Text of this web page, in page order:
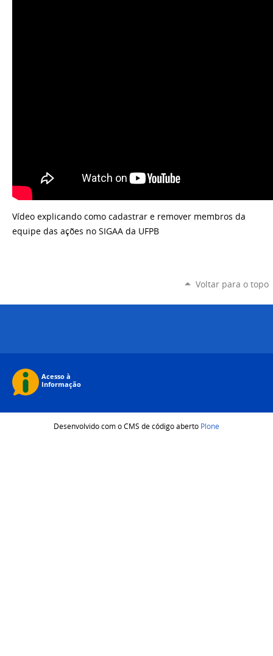
Vídeo explicando como cadastrar e remover membros da
equipe das ações no SIGAA da UFPB
Voltar para o topo
Desenvolvido com o CMS de código aberto Plone